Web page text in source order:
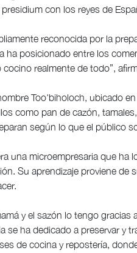
con los reyes de
reconocida por la
ha posicionado entre los
cocino realmente de todo”,
Too'biholoch, ubicado
como pan de cazón,
según lo que el público
una microempresaria que ha
Su aprendizaje proviene
y el sazón lo tengo
se ha dedicado a preservar y
de cocina y repostería,